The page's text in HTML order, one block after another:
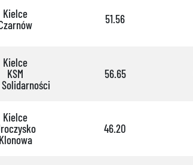
Kielce
51.56
Kielce
KSM
56.65
Kielce
Klonowa
46.20